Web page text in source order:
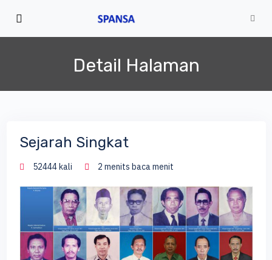
Detail Halaman
Sejarah Singkat
52444 kali 2 menits baca menit